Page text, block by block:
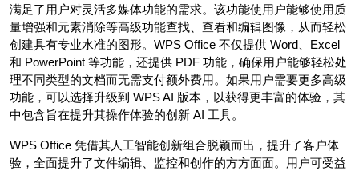
满足了用户对灵活多媒体功能的需求。该功能使用户能够使用质
量增强和元素消除等高级功能查找、查看和编辑图像，从而轻松
创建具有专业水准的图形。WPS Office 不仅提供 Word、Excel
和 PowerPoint 等功能，还提供 PDF 功能，确保用户能够轻松处
理不同类型的文档而无需支付额外费用。如果用户需要更多高级
功能，可以选择升级到 WPS AI 版本，以获得更丰富的体验，其
中包含旨在提升其操作体验的创新 AI 工具。
WPS Office 凭借其人工智能创新组合脱颖而出，提升了客户体
验，全面提升了文件编辑、监控和创作的方方面面。用户可受益